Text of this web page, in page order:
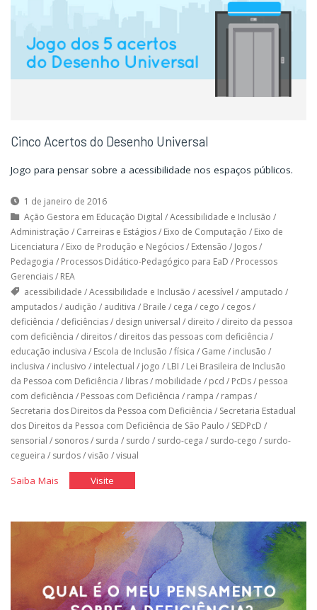
Cinco Acertos do Desenho Universal
Jogo para pensar sobre a acessibilidade nos espaços públicos.
1 de janeiro de 2016
Ação Gestora em Educação Digital /Acessibilidade e Inclusão /
Administração / Carreiras e Estágios/ Eixo de Computação / Eixo de
Licenciatura / Eixo de Produção e Negócios/ Extensão / Jogos/
Pedagogia / Processos Didático-Pedagógico para EaD / Processos
Gerenciais/ REA
acessibilidade /Acessibilidade e Inclusão / acessível / amputado /
amputados/ audição / auditiva / Braile / cega / cego / cegos/
deficiência / deficiências/ design universal / direito / direito da pessoa
com deficiência / direitos/ direitos das pessoas com deficiência /
educação inclusiva / Escola de Inclusão /física / Game / inclusão /
inclusiva / inclusivo / intelectual / jogo / LBI / Lei Brasileira de Inclusão
da Pessoa com Deficiência / libras/ mobilidade / pcd / PcDs/ pessoa
com deficiência / Pessoas com Deficiência / rampa / rampas/
Secretaria dos Direitos da Pessoa com Deficiência / Secretaria Estadual
dos Direitos da Pessoa com Deficiência de São Paulo / SEDPcD /
sensorial / sonoros/ surda / surdo / surdo-cega / surdo-cego / surdo-
cegueira / surdos/visão /visual
Saiba Mais"Cinco
Desenho
Universal"
Visite"Cinco
Desenho
Universal"